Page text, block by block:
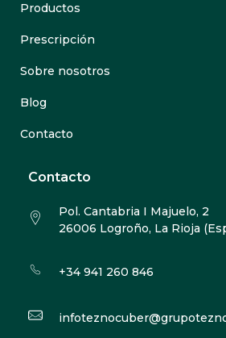
Productos
Prescripción
Sobre nosotros
Blog
Contacto
Contacto
Pol. Cantabria I Majuelo, 2
26006 Logroño, La Rioja
+34 941 260 846